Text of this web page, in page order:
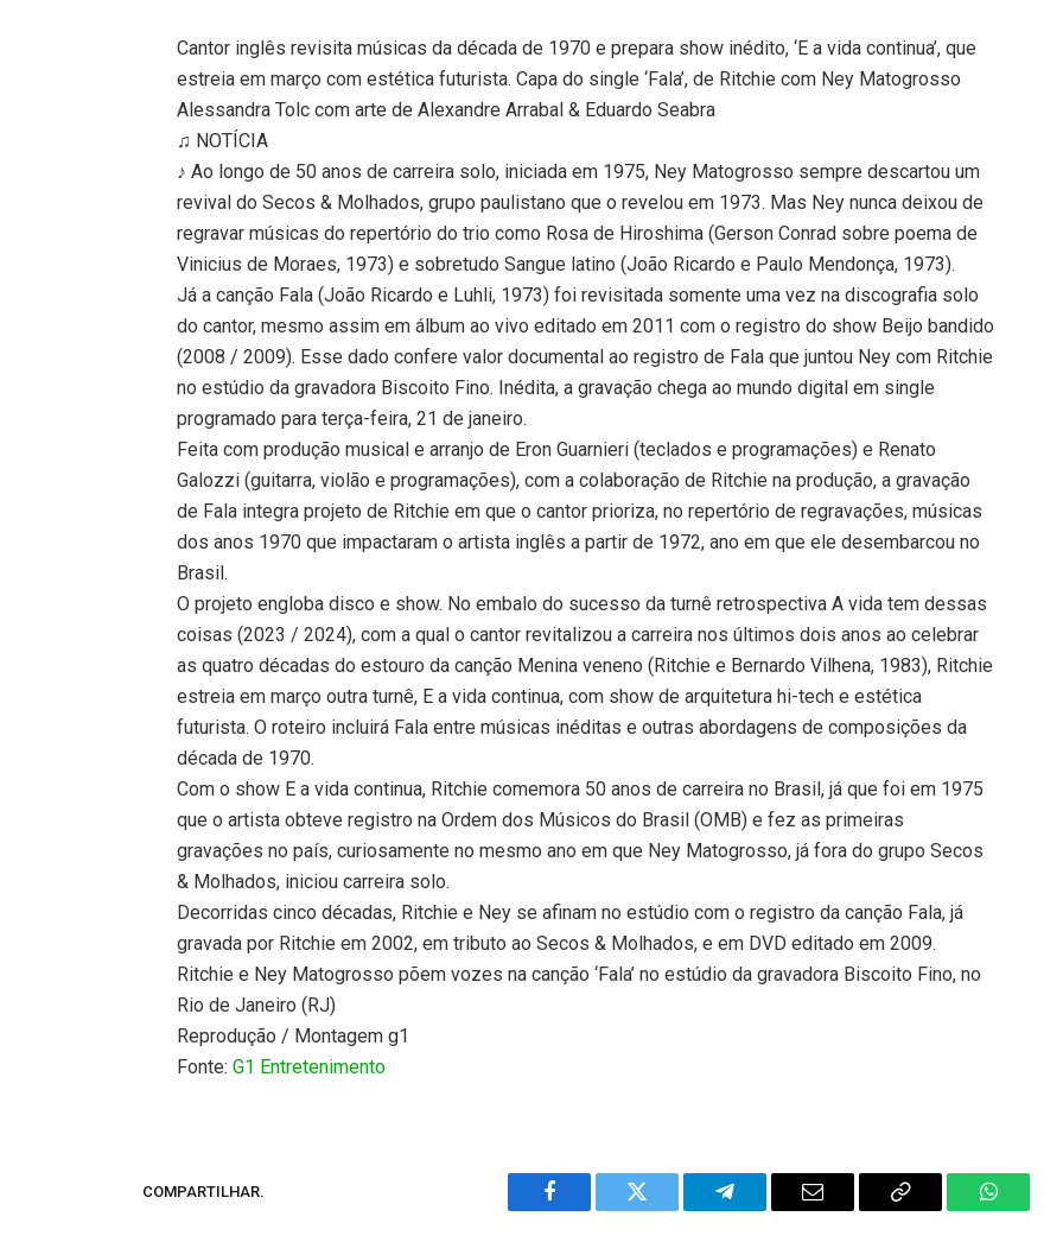
Cantor inglês revisita músicas da década de 1970 e prepara show inédito, ‘E a vida continua’, que
estreia em março com estética futurista. Capa do single ‘Fala’, de Ritchie com Ney Matogrosso
Alessandra Tolc com arte de Alexandre Arrabal & Eduardo Seabra
♫ NOTÍCIA
♪ Ao longo de 50 anos de carreira solo, iniciada em 1975, Ney Matogrosso sempre descartou um
revival do Secos & Molhados, grupo paulistano que o revelou em 1973. Mas Ney nunca deixou de
regravar músicas do repertório do trio como Rosa de Hiroshima (Gerson Conrad sobre poema de
Vinicius de Moraes, 1973) e sobretudo Sangue latino (João Ricardo e Paulo Mendonça, 1973).
Já a canção Fala (João Ricardo e Luhli, 1973) foi revisitada somente uma vez na discografia solo
do cantor, mesmo assim em álbum ao vivo editado em 2011 com o registro do show Beijo bandido
(2008 / 2009). Esse dado confere valor documental ao registro de Fala que juntou Ney com Ritchie
no estúdio da gravadora Biscoito Fino. Inédita, a gravação chega ao mundo digital em single
programado para terça-feira, 21 de janeiro.
Feita com produção musical e arranjo de Eron Guarnieri (teclados e programações) e Renato
Galozzi (guitarra, violão e programações), com a colaboração de Ritchie na produção, a gravação
de Fala integra projeto de Ritchie em que o cantor prioriza, no repertório de regravações, músicas
dos anos 1970 que impactaram o artista inglês a partir de 1972, ano em que ele desembarcou no
Brasil.
O projeto engloba disco e show. No embalo do sucesso da turnê retrospectiva A vida tem dessas
coisas (2023 / 2024), com a qual o cantor revitalizou a carreira nos últimos dois anos ao celebrar
as quatro décadas do estouro da canção Menina veneno (Ritchie e Bernardo Vilhena, 1983), Ritchie
estreia em março outra turnê, E a vida continua, com show de arquitetura hi-tech e estética
futurista. O roteiro incluirá Fala entre músicas inéditas e outras abordagens de composições da
década de 1970.
Com o show E a vida continua, Ritchie comemora 50 anos de carreira no Brasil, já que foi em 1975
que o artista obteve registro na Ordem dos Músicos do Brasil (OMB) e fez as primeiras
gravações no país, curiosamente no mesmo ano em que Ney Matogrosso, já fora do grupo Secos
& Molhados, iniciou carreira solo.
Decorridas cinco décadas, Ritchie e Ney se afinam no estúdio com o registro da canção Fala, já
gravada por Ritchie em 2002, em tributo ao Secos & Molhados, e em DVD editado em 2009.
Ritchie e Ney Matogrosso põem vozes na canção ‘Fala’ no estúdio da gravadora Biscoito Fino, no
Rio de Janeiro (RJ)
Reprodução / Montagem g1
Fonte:G1 Entretenimento
COMPARTILHAR.
Facebook Twitter Telegram Email
Copy